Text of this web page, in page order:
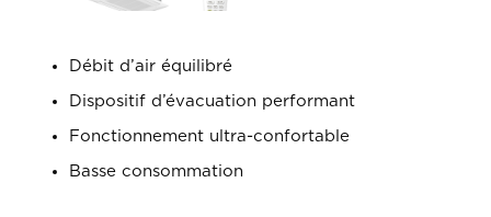
Débit d’air équilibré
Dispositif d’évacuation performant
Fonctionnement ultra-confortable
Basse consommation